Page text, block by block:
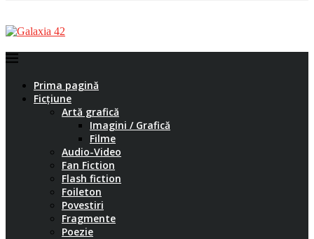
Prima pagină
Ficțiune
Artă grafică
Imagini / Grafică
Filme
Audio-Video
Fan Fiction
Flash fiction
Foileton
Povestiri
Fragmente
Poezie